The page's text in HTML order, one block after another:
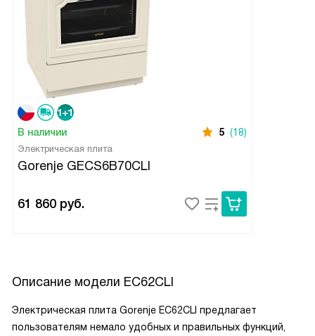
В наличии 5 (18)
Электрическая плита
Gorenje GECS6B70CLI
61 860 руб.
Описание модели EC62CLI
Электрическая плита Gorenje EC62CLI предлагает
пользователям немало удобных и правильных функций,